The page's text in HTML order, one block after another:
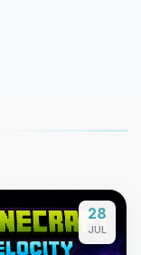
28
JUL